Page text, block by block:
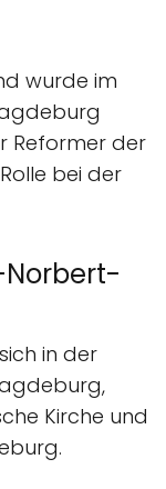
wurde im
Reformer der
bei der
Norbert-
in der
Kirche und